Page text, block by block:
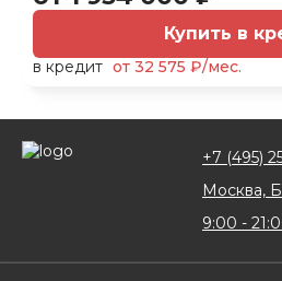
Купить в
в кредит от 32 575 ₽/мес.
+7 (495)
Москва,
9:00 -